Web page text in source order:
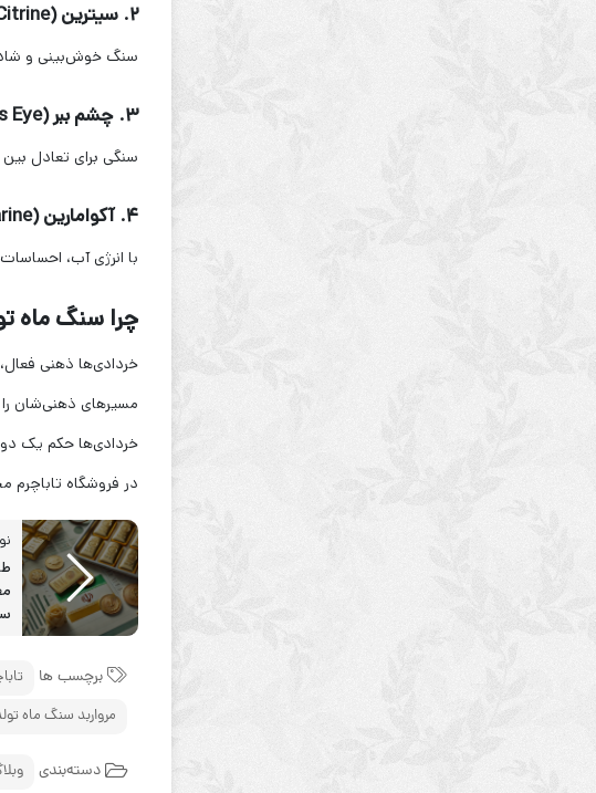
۲. سیترین (Citrine):
سنگ خوش‌بینی و شادی
۳. چشم ببر (Tiger’s Eye):
سنگی برای تعادل
۴. آکوامارین (Aquamarine):
با انرژی آب،
چرا سنگ ماه
خردادی‌ها ذهنی
مسیرهای ذهنی‌شان را
خردادی‌ها حکم یک
در فروشگاه
برچسب ها
مرواربد سنگ ماه
دسته‌بندی